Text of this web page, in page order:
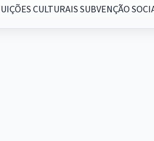
CULTURAIS SUBVENÇÃO